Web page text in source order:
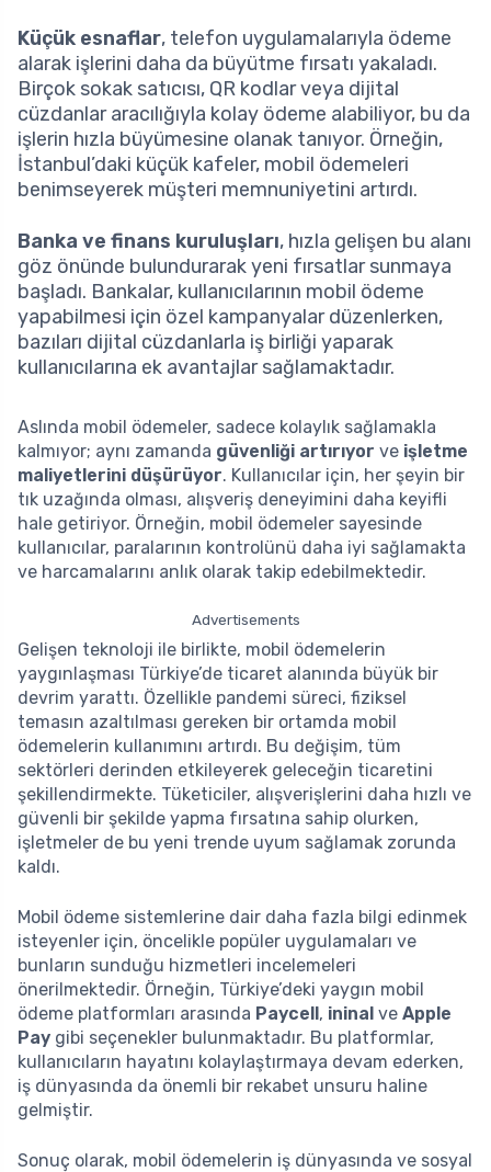
Küçük esnaflar, telefon uygulamalarıyla ödeme
alarak işlerini daha da büyütme fırsatı yakaladı.
Birçok sokak satıcısı, QR kodlar veya dijital
cüzdanlar aracılığıyla kolay ödeme alabiliyor, bu da
işlerin hızla büyümesine olanak tanıyor. Örneğin,
İstanbul’daki küçük kafeler, mobil ödemeleri
benimseyerek müşteri memnuniyetini artırdı.
Banka ve finans kuruluşları, hızla gelişen bu alanı
göz önünde bulundurarak yeni fırsatlar sunmaya
başladı. Bankalar, kullanıcılarının mobil ödeme
yapabilmesi için özel kampanyalar düzenlerken,
bazıları dijital cüzdanlarla iş birliği yaparak
kullanıcılarına ek avantajlar sağlamaktadır.
Aslında mobil ödemeler, sadece kolaylık sağlamakla
kalmıyor; aynı zamanda güvenliği artırıyor ve işletme
maliyetlerini düşürüyor. Kullanıcılar için, her şeyin bir
tık uzağında olması, alışveriş deneyimini daha keyifli
hale getiriyor. Örneğin, mobil ödemeler sayesinde
kullanıcılar, paralarının kontrolünü daha iyi sağlamakta
ve harcamalarını anlık olarak takip edebilmektedir.
Advertisements
Gelişen teknoloji ile birlikte, mobil ödemelerin
yaygınlaşması Türkiye’de ticaret alanında büyük bir
devrim yarattı. Özellikle pandemi süreci, fiziksel
temasın azaltılması gereken bir ortamda mobil
ödemelerin kullanımını artırdı. Bu değişim, tüm
sektörleri derinden etkileyerek geleceğin ticaretini
şekillendirmekte. Tüketiciler, alışverişlerini daha hızlı ve
güvenli bir şekilde yapma fırsatına sahip olurken,
işletmeler de bu yeni trende uyum sağlamak zorunda
kaldı.
Mobil ödeme sistemlerine dair daha fazla bilgi edinmek
isteyenler için, öncelikle popüler uygulamaları ve
bunların sunduğu hizmetleri incelemeleri
önerilmektedir. Örneğin, Türkiye’deki yaygın mobil
ödeme platformları arasında Paycell, ininal ve Apple
Pay gibi seçenekler bulunmaktadır. Bu platformlar,
kullanıcıların hayatını kolaylaştırmaya devam ederken,
iş dünyasında da önemli bir rekabet unsuru haline
gelmiştir.
Sonuç olarak, mobil ödemelerin iş dünyasında ve sosyal